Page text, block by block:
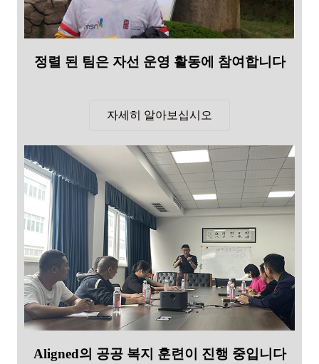
정렬 된 팀은 자선 운영 활동에 참여합니다
자세히 알아보십시오
Aligned의 공공 복지 훈련이 진행 중입니다